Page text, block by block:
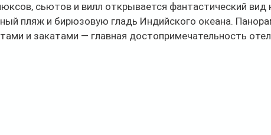
сьютов и вилл открывается фантастический вид
пляж и бирюзовую гладь Индийского океана.
и закатами — главная достопримечательность